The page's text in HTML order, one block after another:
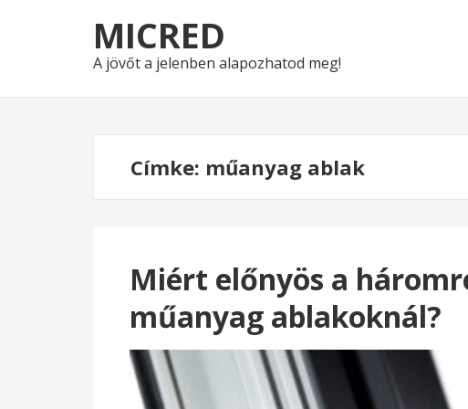
to
navigation
to
content
MICRED
A jövőt a jelenben alapozhatod meg!
Címke: műanyag ablak
Miért előnyös a
műanyag ablakoknál?